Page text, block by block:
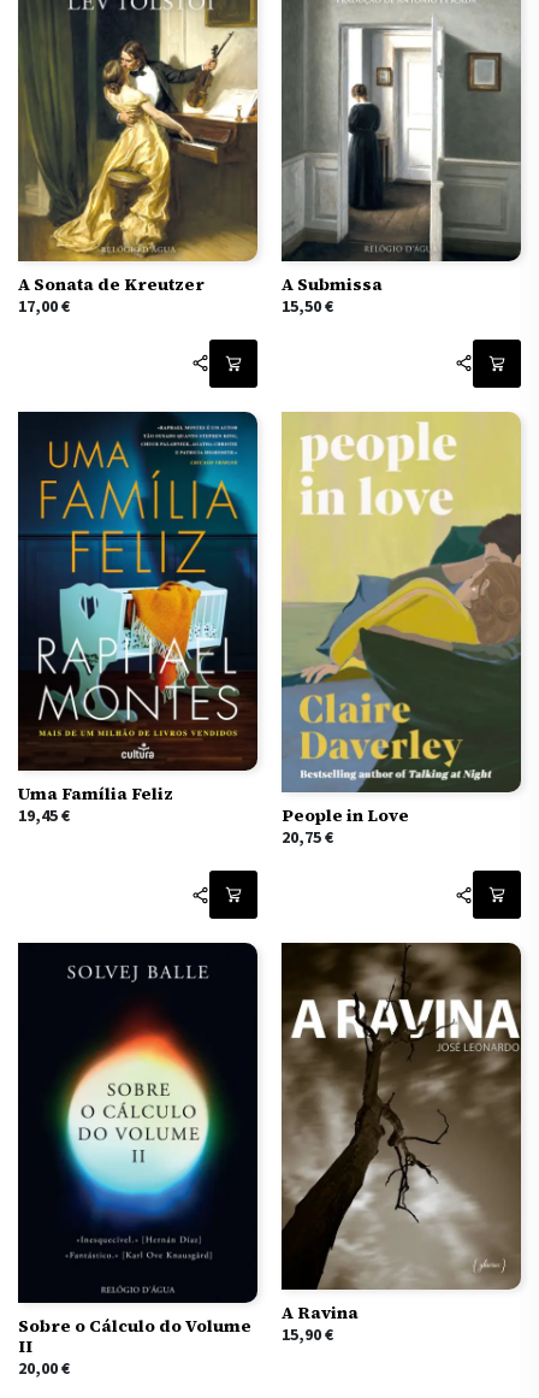
A Sonata de Kreutzer
17,00€
A Submissa
15,50€
Uma Família Feliz
19,45€
People in Love
20,75€
Sobre o Cálculo do Volume
II
20,00€
A Ravina
15,90€